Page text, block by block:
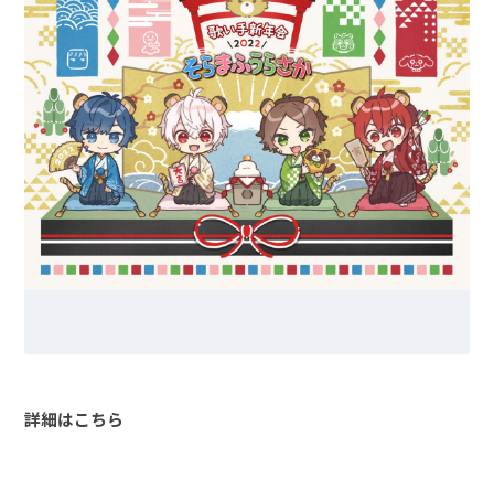
詳細はこちら